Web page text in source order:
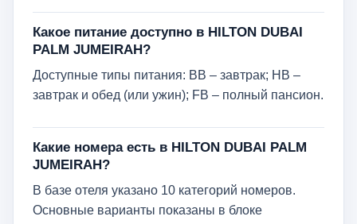
Какое питание доступно в HILTON DUBAI
PALM JUMEIRAH?
Доступные типы питания: BB – завтрак; HB –
завтрак и обед (или ужин); FB – полный пансион.
Какие номера есть в HILTON DUBAI PALM
JUMEIRAH?
В базе отеля указано 10 категорий номеров.
Основные варианты показаны в блоке